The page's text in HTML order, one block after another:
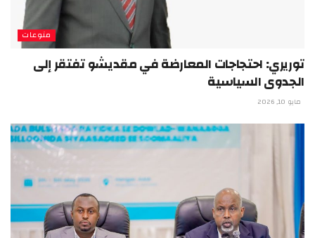
منوعات
توريري: احتجاجات المعارضة في مقديشو تفتقر إلى
الجدوى السياسية
مايو 10, 2026